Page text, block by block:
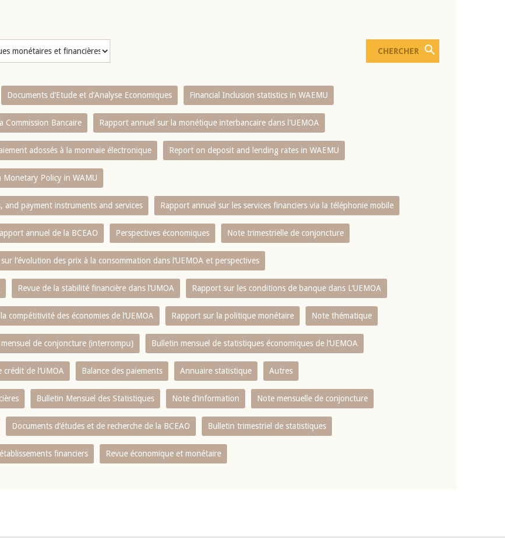
Documents d’Etude et d’Analyse Economiques Financial Inclusion statistics in WAEMU
Commission Bancaire Rapport annuel sur la monétique interbancaire dans l'UEMOA
adossés à la monnaie électronique Report on deposit and lending rates in WAEMU
Monetary Policy in WAMU
and payment instruments and services Rapport annuel sur les services financiers via la téléphonie mobile
annuel de la BCEAO Perspectives économiques Note trimestrielle de conjoncture
l‘évolution des prix à la consommation dans l‘UEMOA et perspectives
Revue de la stabilité financière dans l‘UMOA Rapport sur les conditions de banque dans L‘UEMOA
compétitivité des économies de l‘UEMOA Rapport sur la politique monétaire Note thématique
de conjoncture (interrompu) Bulletin mensuel de statistiques économiques de l‘UEMOA
de l‘UMOA Balance des paiements Annuaire statistique Autres
Bulletin Mensuel des Statistiques Note d’information Note mensuelle de conjoncture
Documents d’études et de recherche de la BCEAO Bulletin trimestriel de statistiques
financiers Revue économique et monétaire